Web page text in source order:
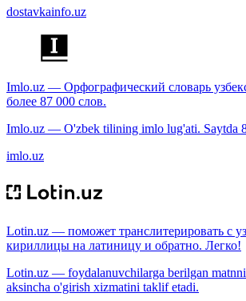
dostavkainfo.uz
Imlo.uz — Орфографический словарь
более 87 000 слов.
Imlo.uz — O'zbek tilining imlo lug'ati. Saytda
imlo.uz
Lotin.uz — поможет транслитерировать с
кириллицы на латиницу и обратно. Легко!
Lotin.uz — foydalanuvchilarga berilgan
aksincha o'girish xizmatini taklif etadi.